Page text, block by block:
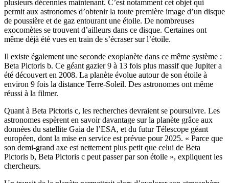
plusieurs décennies maintenant. C’est notamment cet objet qui
permit aux astronomes d’obtenir la toute première image d’un disque
de poussière et de gaz entourant une étoile. De nombreuses
exocomètes se trouvent d’ailleurs dans ce disque. Certaines ont
même déjà été vues en train de s’écraser sur l’étoile.
Il existe également une seconde exoplanète dans ce même système :
Beta Pictoris b. Ce géant gazier 9 à 13 fois plus massif que Jupiter a
été découvert en 2008. La planète évolue autour de son étoile à
environ 9 fois la distance Terre-Soleil. Des astronomes ont même
réussi à la filmer.
Quant à Beta Pictoris c, les recherches devraient se poursuivre. Les
astronomes espèrent en savoir davantage sur la planète grâce aux
données du satellite Gaia de l’ESA, et du futur Télescope géant
européen, dont la mise en service est prévue pour 2025. « Parce que
son demi-grand axe est nettement plus petit que celui de Beta
Pictoris b, Beta Pictoris c peut passer par son étoile », expliquent les
chercheurs.